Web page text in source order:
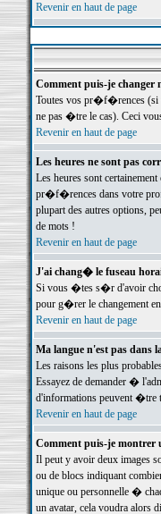
Revenir en haut de page
Comment puis-je
Toutes vos pr�f�rences (si
ne pas �tre le cas). Ceci
Revenir en haut de page
Les heures ne sont pas
Les heures sont
pr�f�rences dans votre
plupart des autres options,
de mots !
Revenir en haut de page
J'ai chang� le fuseau
Si vous �tes s�r d'avoir
pour g�rer le changement
Revenir en haut de page
Ma langue n'est pas dans
Les raisons les plus
Essayez de demander �
d'informations peuvent �tre
Revenir en haut de page
Comment puis-je montrer
Il peut y avoir deux images
ou de blocs indiquant
unique ou personnelle �
un avatar, cela voudra alors